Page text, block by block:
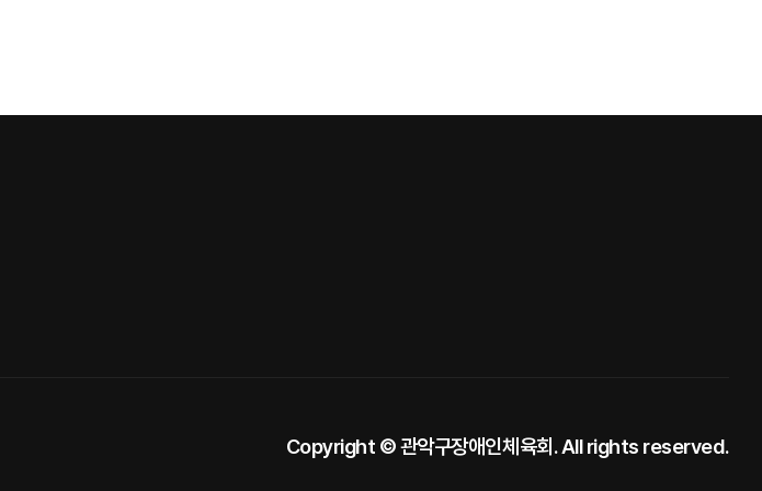
Copyright © 관악구장애인체육회. All rights reserved.